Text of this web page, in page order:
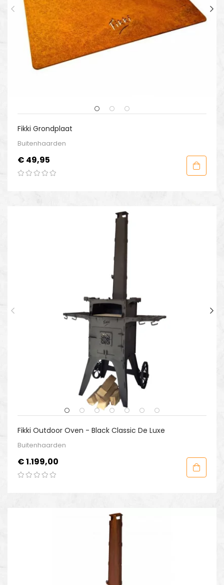
Fikki Grondplaat
Buitenhaarden
Prijs
€ 49,95
Fikki Outdoor Oven - Black Classic De Luxe
Buitenhaarden
Prijs
€ 1.199,00